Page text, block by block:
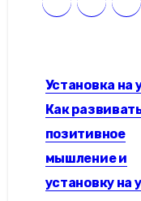
по
записям
Установка на
Как
позитивное
мышление и
установку на